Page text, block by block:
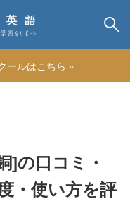
ールはこちら «
]の口コミ・
・使い方を評